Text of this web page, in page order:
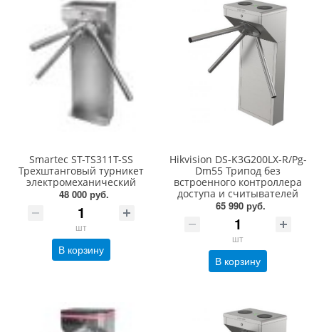
Smartec ST-TS311T-SS
Трехштанговый турникет
электромеханический
48 000 руб.
шт
В корзину
Hikvision DS-K3G200LX-R/Pg-
Dm55 Трипод без
встроенного контроллера
доступа и считывателей
65 990 руб.
шт
В корзину